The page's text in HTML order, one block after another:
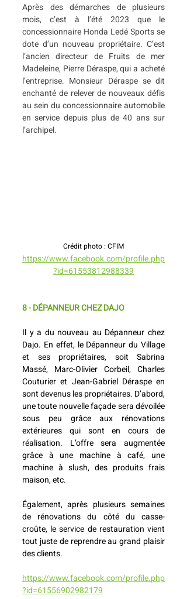
Après des démarches de plusieurs
mois, c’est à l’été 2023 que le
concessionnaire Honda Ledé Sports se
dote d’un nouveau propriétaire. C’est
l’ancien directeur de Fruits de mer
Madeleine, Pierre Déraspe, qui a acheté
l’entreprise. Monsieur Déraspe se dit
enchanté de relever de nouveaux défis
au sein du concessionnaire automobile
en service depuis plus de 40 ans sur
l’archipel.
Crédit photo : CFIM
https://www.facebook.com/profile.php
?id=61553812988339
8 - DÉPANNEUR CHEZ DAJO
Il y a du nouveau au Dépanneur chez
Dajo. En effet, le Dépanneur du Village
et ses propriétaires, soit Sabrina
Massé, Marc-Olivier Corbeil, Charles
Couturier et Jean-Gabriel Déraspe en
sont devenus les propriétaires. D’abord,
une toute nouvelle façade sera dévoilée
sous peu grâce aux rénovations
extérieures qui sont en cours de
réalisation. L’offre sera augmentée
grâce à une machine à café, une
machine à slush, des produits frais
maison, etc.
Également, après plusieurs semaines
de rénovations du côté du casse-
croûte, le service de restauration vient
tout juste de reprendre au grand plaisir
des clients.
https://www.facebook.com/profile.php
?id=61556902982179